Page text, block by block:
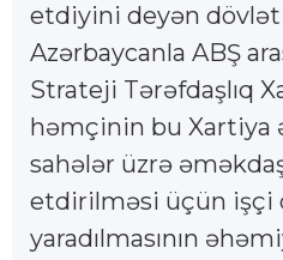
etdiyini deyən
Azərbaycanla ABŞ
Strateji Tərəfdaşlıq
həmçinin bu Xartiya
sahələr üzrə
etdirilməsi üçün işçi
yaradılmasının